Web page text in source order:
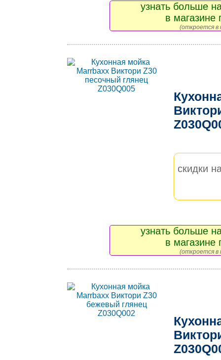
узнать больше
в магазине
(откроется в
скидки
узнать больше
в магазине
(откроется в